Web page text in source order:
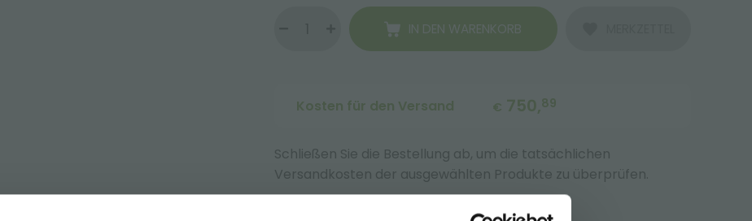
IN DEN WARENKORB
Kosten für den Versand € 750,89
Schließen Sie die Bestellung ab, um die tatsächlichen
Versandkosten der ausgewählten Produkte zu überprüfen.